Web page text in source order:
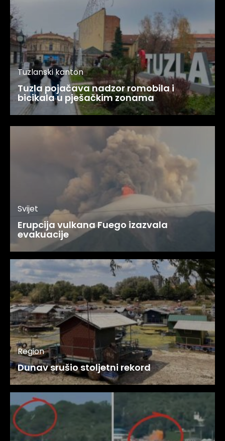
Tuzlanski kanton
Tuzla pojačava nadzor romobila i
bicikala u pješačkim zonama
Svijet
Erupcija vulkana Fuego izazvala
evakuacije
Region
Dunav srušio stoljetni rekord